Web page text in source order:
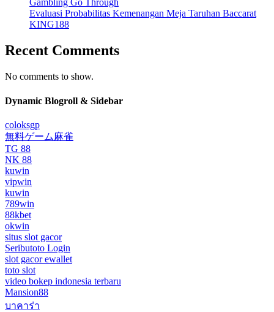
Gambling Go Through
Evaluasi Probabilitas Kemenangan Meja Taruhan Baccarat
KING188
Recent Comments
No comments to show.
Dynamic Blogroll & Sidebar
coloksgp
無料ゲーム麻雀
TG 88
NK 88
kuwin
vipwin
kuwin
789win
88kbet
okwin
situs slot gacor
Seributoto Login
slot gacor ewallet
toto slot
video bokep indonesia terbaru
Mansion88
บาคาร่า